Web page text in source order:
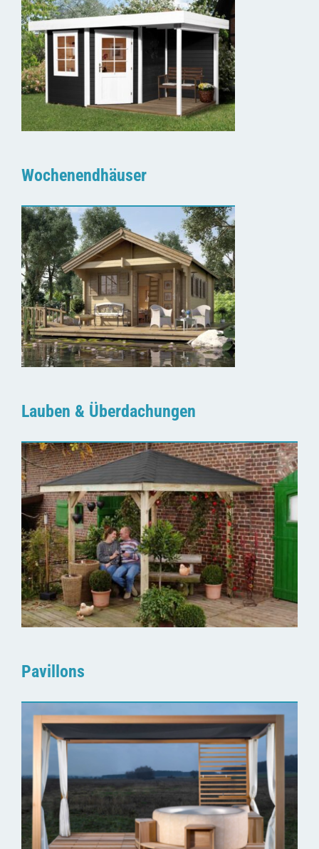
Wochenendhäuser
Lauben & Überdachungen
Pavillons